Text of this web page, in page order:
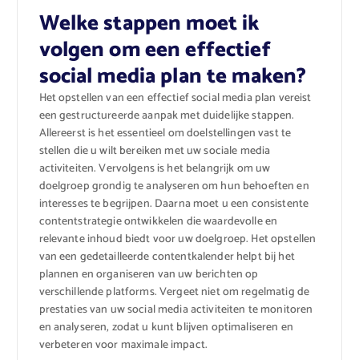
Welke stappen moet ik
volgen om een effectief
social media plan te maken?
Het opstellen van een effectief social media plan vereist
een gestructureerde aanpak met duidelijke stappen.
Allereerst is het essentieel om doelstellingen vast te
stellen die u wilt bereiken met uw sociale media
activiteiten. Vervolgens is het belangrijk om uw
doelgroep grondig te analyseren om hun behoeften en
interesses te begrijpen. Daarna moet u een consistente
contentstrategie ontwikkelen die waardevolle en
relevante inhoud biedt voor uw doelgroep. Het opstellen
van een gedetailleerde contentkalender helpt bij het
plannen en organiseren van uw berichten op
verschillende platforms. Vergeet niet om regelmatig de
prestaties van uw social media activiteiten te monitoren
en analyseren, zodat u kunt blijven optimaliseren en
verbeteren voor maximale impact.